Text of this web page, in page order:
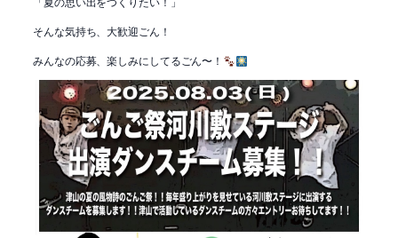
そんな気持ち、大歓迎ごん！
みんなの応募、楽しみにしてるごん〜！